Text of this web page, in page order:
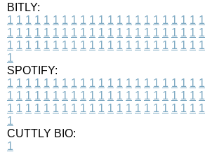
BITLY:
1 1 1 1 1 1 1 1 1 1 1 1 1 1 1 1 1 1 1 1 1 1
1 1 1 1 1 1 1 1 1 1 1 1 1 1 1 1 1 1 1 1 1 1
1 1 1 1 1 1 1 1 1 1 1 1 1 1 1 1 1 1 1 1 1 1
1
SPOTIFY:
1 1 1 1 1 1 1 1 1 1 1 1 1 1 1 1 1 1 1 1 1 1
1 1 1 1 1 1 1 1 1 1 1 1 1 1 1 1 1 1 1 1 1 1
1 1 1 1 1 1 1 1 1 1 1 1 1 1 1 1 1 1 1 1 1 1
1
CUTTLY BIO:
1